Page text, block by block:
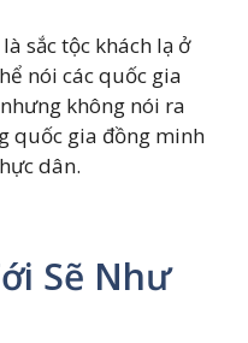
sắc tộc khách lạ ở
nói các quốc gia
không nói ra
quốc gia đồng minh
dân.
Sẽ Như